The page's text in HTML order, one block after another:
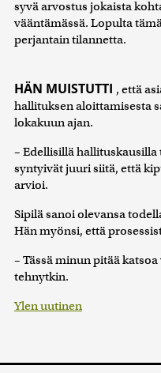
syvä arvostus jokaista
vääntämässä. Lopulta
perjantain tilannetta.
HÄN MUISTUTTI , että
hallituksen aloittamisesta
lokakuun ajan.
– Edellisillä
syntyivät juuri siitä, että
arvioi.
Sipilä sanoi olevansa
Hän myönsi, että
– Tässä minun pitää
tehnytkin.
Ylen uutinen